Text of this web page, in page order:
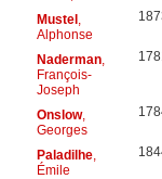
Mustel,
Alphonse
Naderman,
François-
Joseph
Onslow,
Georges
Paladilhe,
Émile